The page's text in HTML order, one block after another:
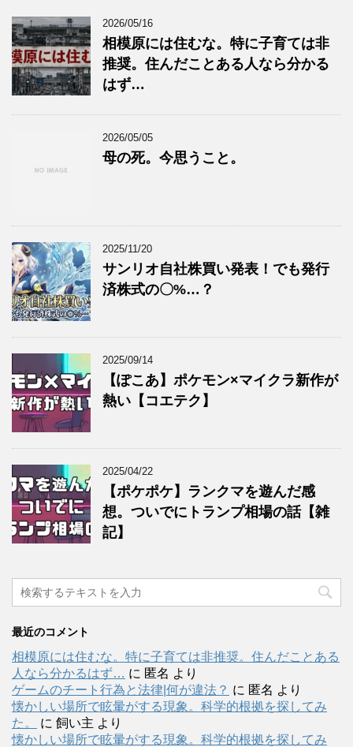
2026/05/16
相模原には住むな。特に子育ては非
推奨。住んだことある人なら分かる
はず…
2026/05/05
母の死。今思うこと。
2025/11/20
サンリオ自社株買い発表！でも発行
済株式の〇%…？
2025/09/14
【ぽこあ】ポケモン×マイクラ新作が
熱い【コエテク】
2025/04/22
【ポケポケ】ランクマを遊んだ感
想。ついでにトランプ相場の話【雑
記】
最近のコメント
相模原には住むな。特に子育ては非推奨。住んだことある
人なら分かるはず… に 匿名 より
ゲームのチート行為と法律|何が違法？ に 匿名 より
懐かしい場所で眩暈がする現象。科学的根拠を探してみ
た。
に 飼い主 より
懐かしい場所で眩暈がする現象。科学的根拠を探してみ